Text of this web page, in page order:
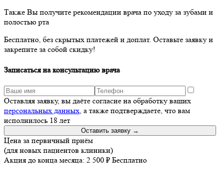
Также Вы получите рекомендации врача по уходу за зубами и
полостью рта
Бесплатно, без скрытых платежей и доплат. Оставьте заявку и
закрепите за собой скидку!
Записаться на консультацию врача
Оставляя заявку, вы даёте согласие на обработку ваших
персональных данных, а также подтверждаете, что вам
исполнилось 18 лет
Оставить заявку →
Цена за первичный приём
(для новых пациентов клиники)
Акция до конца месяца: 2 500 ₽ Бесплатно